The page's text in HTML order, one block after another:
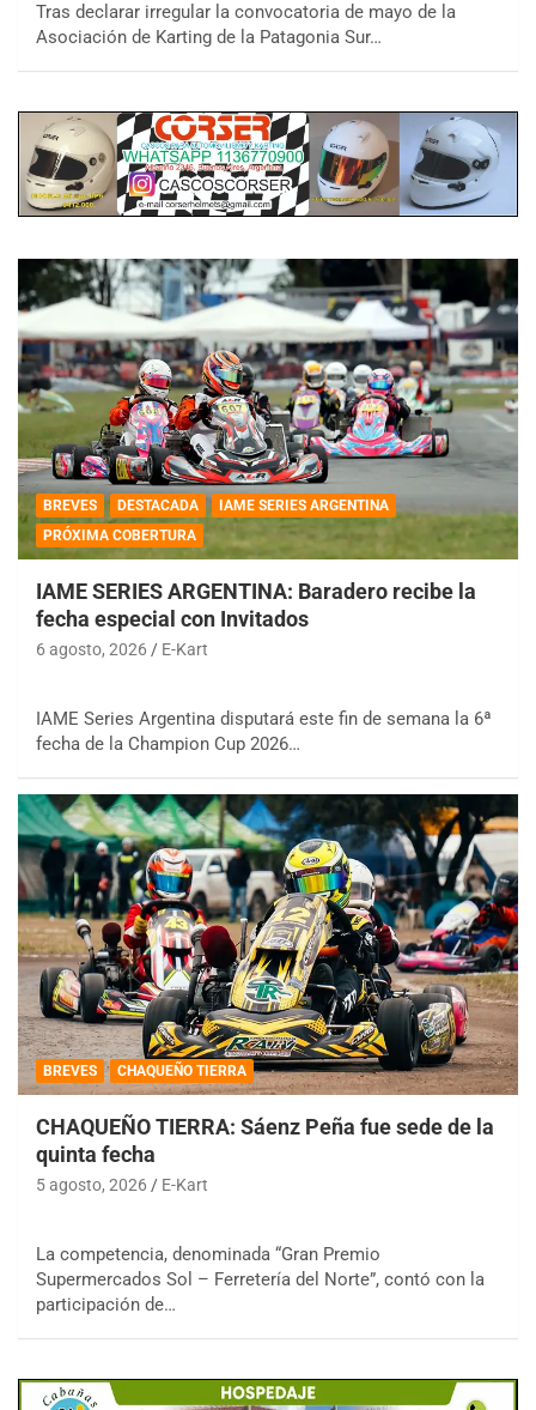
Tras declarar irregular la convocatoria de mayo de la
Asociación de Karting de la Patagonia Sur…
BREVES DESTACADA
IAME SERIES ARGENTINA
PRÓXIMA COBERTURA
IAME SERIES ARGENTINA: Baradero recibe la
fecha especial con Invitados
6 agosto, 2026 E-Kart
IAME Series Argentina disputará este fin de semana la 6ª
fecha de la Champion Cup 2026…
BREVES CHAQUEÑO TIERRA
CHAQUEÑO TIERRA: Sáenz Peña fue sede de la
quinta fecha
5 agosto, 2026 E-Kart
La competencia, denominada “Gran Premio
Supermercados Sol – Ferretería del Norte”, contó con la
participación de…